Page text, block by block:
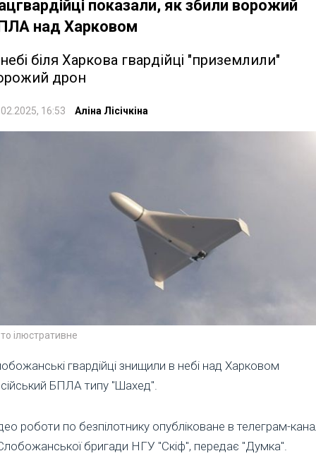
показали, як збили ворожий
над Харковом
біля Харкова гвардійці "приземлили"
дрон
16:53 Аліна Лісічкіна
ілюстративне
гвардійці знищили в небі над Харковом
БПЛА типу "Шахед".
роботи по безпілотнику опубліковане в телеграм-
бригади НГУ "Скіф", передає "Думка".